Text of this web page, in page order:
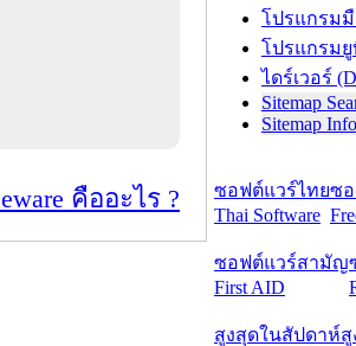
คืออะไร ?
โปรแกรม
โปรแกรม
ไดร์เวอร์
Sitemap
Sitemap Info
ซอฟต์แวร์ไทย
Thai Software
ซ
ซอฟต์แวร์สามัญ
First AID
สูงสุดในสัปดาห์